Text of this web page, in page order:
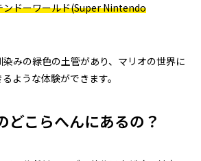
ンドーワールド(Super Nintendo
みの緑色の土管があり、マリオの世界に
ような体験ができます。
どこらへんにあるの？